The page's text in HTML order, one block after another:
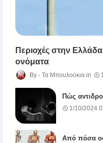
Περιοχές στην
ονόματα
Τα Μπουλούκια
Πώς
1/10/2024
Από πόσα